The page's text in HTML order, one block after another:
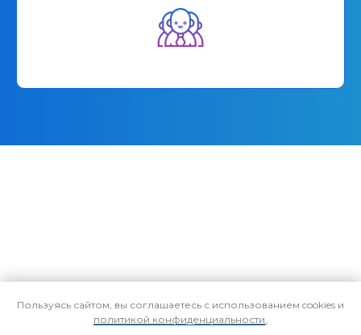
Пользуясь сайтом, вы соглашаетесь с использованием cookies и
политикой конфиденциальности.
+7 (495) 258-06-68
info@pmpractice.ru